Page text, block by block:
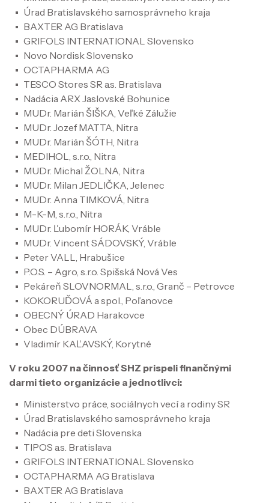
Úrad Bratislavského samosprávneho kraja
BAXTER AG Bratislava
GRIFOLS INTERNATIONAL Slovensko
Novo Nordisk Slovensko
OCTAPHARMA AG
TESCO Stores SR a.s. Bratislava
Nadácia ARX Jaslovské Bohunice
MUDr. Marián ŠIŠKA, Veľké Zálužie
MUDr. Jozef MATTA, Nitra
MUDr. Marián ŠÓTH, Nitra
MEDIHOL, s.r.o., Nitra
MUDr. Michal ŽOLNA, Nitra
MUDr. Milan JEDLIČKA, Jelenec
MUDr. Anna TIMKOVÁ, Nitra
M-K-M, s.r.o., Nitra
MUDr. Ľubomír HORÁK, Vráble
MUDr. Vincent SÁDOVSKÝ, Vráble
Peter VALL, Hrabušice
P.O.S. – Agro, s.r.o. Spišská Nová Ves
Pekáreň SLOVNORMAL, s.r.o., Granč – Petrovce
KOKORUĎOVÁ a spol., Poľanovce
OBECNÝ ÚRAD Harakovce
Obec DÚBRAVA
Vladimír KAĽAVSKÝ, Korytné
V roku 2007 na činnosť SHZ prispeli finančnými
darmi tieto organizácie a jednotlivci:
Ministerstvo práce, sociálnych vecí a rodiny SR
Úrad Bratislavského samosprávneho kraja
Nadácia pre deti Slovenska
TIPOS a.s. Bratislava
GRIFOLS INTERNATIONAL Slovensko
OCTAPHARMA AG Bratislava
BAXTER AG Bratislava